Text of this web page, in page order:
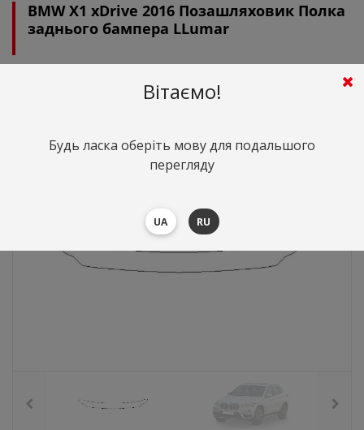
BMW X1 xDrive 2016 Позашляховик Полка
заднього бампера LLumar
грн.
Вітаємо!
Будь ласка оберіть мову для подальшого
перегляду
UA RU